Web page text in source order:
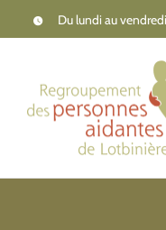
Du lundi au